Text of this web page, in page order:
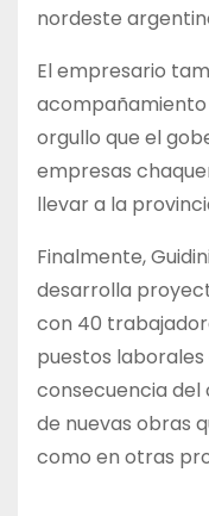
nordeste
El empresario
acompañamiento
orgullo que el
empresas
llevar a la
Finalmente,
desarrolla
con 40
puestos
consecuencia
de nuevas obras
como en otras